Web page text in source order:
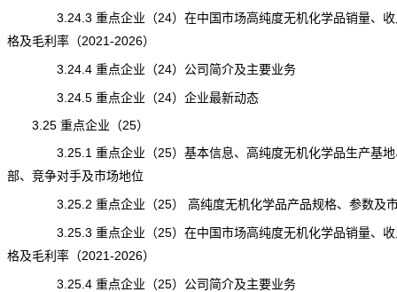
3.24.3 重点企业（24）在中国市场高纯度无机化学品销量、收
格及毛利率（2021-2026）
3.24.4 重点企业（24）公司简介及主要业务
3.24.5 重点企业（24）企业最新动态
3.25 重点企业（25）
3.25.1 重点企业（25）基本信息、高纯度无机化学品生产基地
部、竞争对手及市场地位
3.25.2 重点企业（25） 高纯度无机化学品产品规格、参数及市
3.25.3 重点企业（25）在中国市场高纯度无机化学品销量、收
格及毛利率（2021-2026）
3.25.4 重点企业（25）公司简介及主要业务